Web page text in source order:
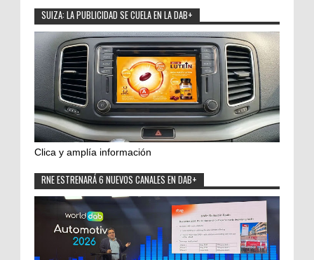
SUIZA: LA PUBLICIDAD SE CUELA EN LA DAB+
Clica y amplía información
RNE ESTRENARÁ 6 NUEVOS CANALES EN DAB+